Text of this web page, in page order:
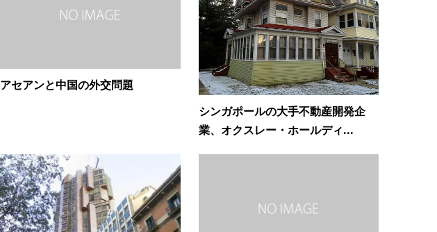
アセアンと中国の外交問題
シンガポールの大手不動産開発企
業、オクスレー・ホールディ...